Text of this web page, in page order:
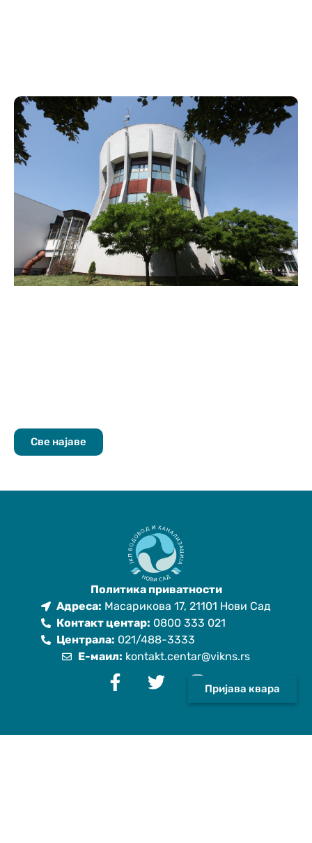
Све најаве
Пријава квара
Политика приватности
Адреса: Масарикова 17, 21101 Нови Сад
Контакт центар: 0800 333 021
Централа: 021/488-3333
Е-маил: kontakt.centar@vikns.rs